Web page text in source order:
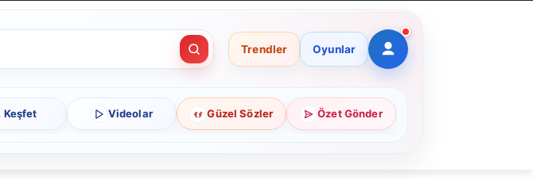
Trendler Oyunlar
Keşfet Videolar Güzel Sözler Özet Gönder